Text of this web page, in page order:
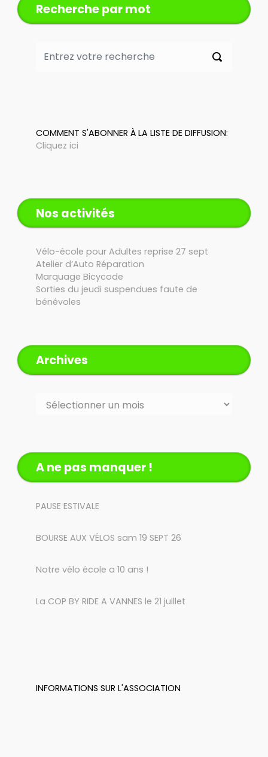
Recherche par mot
COMMENT S'ABONNER À LA LISTE DE DIFFUSION:
Cliquez ici
Nos activités
Vélo-école pour Adultes reprise 27 sept
Atelier d’Auto Réparation
Marquage Bicycode
Sorties du jeudi suspendues faute de
bénévoles
Archives
Archives
A ne pas manquer !
PAUSE ESTIVALE
BOURSE AUX VÉLOS sam 19 SEPT 26
Notre vélo école a 10 ans !
La COP BY RIDE A VANNES le 21 juillet
INFORMATIONS SUR L'ASSOCIATION